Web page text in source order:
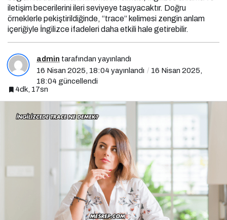
iletişim becerilerini ileri seviyeye taşıyacaktır. Doğru
örneklerle pekiştirildiğinde, “trace” kelimesi zengin anlam
içeriğiyle İngilizce ifadeleri daha etkili hale getirebilir.
admin tarafından yayınlandı
16 Nisan 2025, 18:04 yayınlandı
16 Nisan 2025,
18:04 güncellendi
4dk, 17sn